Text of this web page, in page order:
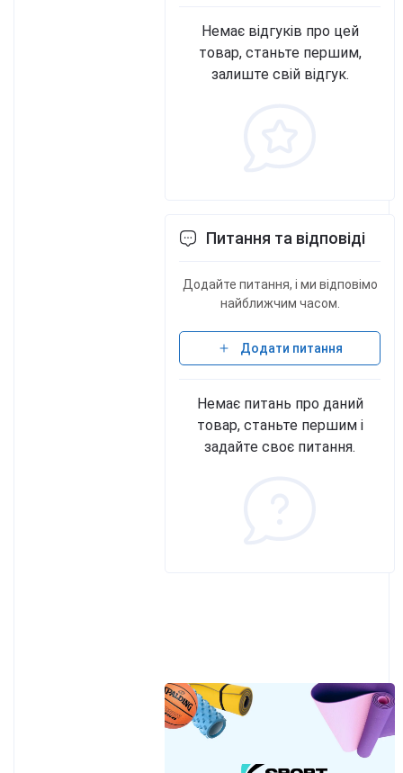
Немає відгуків про цей
товар, станьте першим,
залиште свій відгук.
Питання та відповіді
Додайте питання, і ми відповімо
найближчим часом.
Додати питання
Немає питань про даний
товар, станьте першим і
задайте своє питання.